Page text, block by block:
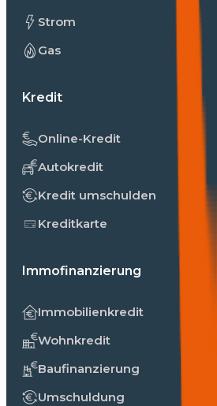
Strom
Gas
Kredit
Online-Kredit
Autokredit
Kredit umschulden
Kreditkarte
Immofinanzierung
Immobilienkredit
Wohnkredit
Baufinanzierung
Umschuldung